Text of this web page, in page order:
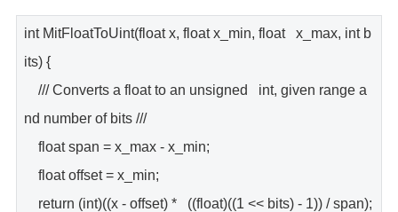
int MitFloatToUint(float x, float x_min, float x_max, int b
its) {
/// Converts a float to an unsigned int, given range a
nd number of bits ///
float span = x_max - x_min;
float offset = x_min;
return (int)((x - offset) * ((float)((1 << bits) - 1)) / span);